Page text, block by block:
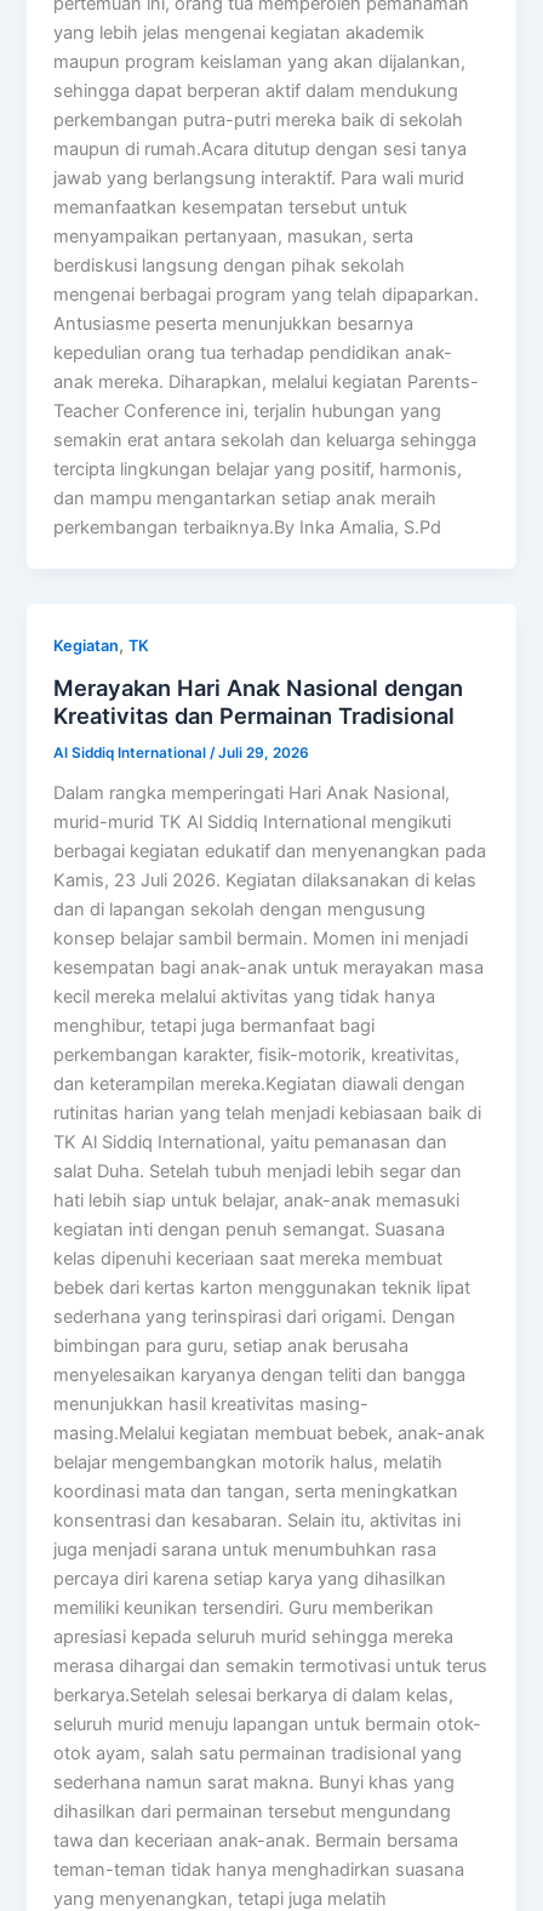
yang lebih jelas mengenai kegiatan akademik
maupun program keislaman yang akan dijalankan,
sehingga dapat berperan aktif dalam mendukung
perkembangan putra-putri mereka baik di sekolah
maupun di rumah.Acara ditutup dengan sesi tanya
jawab yang berlangsung interaktif. Para wali murid
memanfaatkan kesempatan tersebut untuk
menyampaikan pertanyaan, masukan, serta
berdiskusi langsung dengan pihak sekolah
mengenai berbagai program yang telah dipaparkan.
Antusiasme peserta menunjukkan besarnya
kepedulian orang tua terhadap pendidikan anak-
anak mereka. Diharapkan, melalui kegiatan Parents-
Teacher Conference ini, terjalin hubungan yang
semakin erat antara sekolah dan keluarga sehingga
tercipta lingkungan belajar yang positif, harmonis,
dan mampu mengantarkan setiap anak meraih
perkembangan terbaiknya.By Inka Amalia, S.Pd
Kegiatan,TK
Merayakan Hari Anak Nasional dengan
Kreativitas dan Permainan Tradisional
Al Siddiq International/Juli 29, 2026
Dalam rangka memperingati Hari Anak Nasional,
murid-murid TK Al Siddiq International mengikuti
berbagai kegiatan edukatif dan menyenangkan pada
Kamis, 23 Juli 2026. Kegiatan dilaksanakan di kelas
dan di lapangan sekolah dengan mengusung
konsep belajar sambil bermain. Momen ini menjadi
kesempatan bagi anak-anak untuk merayakan masa
kecil mereka melalui aktivitas yang tidak hanya
menghibur, tetapi juga bermanfaat bagi
perkembangan karakter, fisik-motorik, kreativitas,
dan keterampilan mereka.Kegiatan diawali dengan
rutinitas harian yang telah menjadi kebiasaan baik di
TK Al Siddiq International, yaitu pemanasan dan
salat Duha. Setelah tubuh menjadi lebih segar dan
hati lebih siap untuk belajar, anak-anak memasuki
kegiatan inti dengan penuh semangat. Suasana
kelas dipenuhi keceriaan saat mereka membuat
bebek dari kertas karton menggunakan teknik lipat
sederhana yang terinspirasi dari origami. Dengan
bimbingan para guru, setiap anak berusaha
menyelesaikan karyanya dengan teliti dan bangga
menunjukkan hasil kreativitas masing-
masing.Melalui kegiatan membuat bebek, anak-anak
belajar mengembangkan motorik halus, melatih
koordinasi mata dan tangan, serta meningkatkan
konsentrasi dan kesabaran. Selain itu, aktivitas ini
juga menjadi sarana untuk menumbuhkan rasa
percaya diri karena setiap karya yang dihasilkan
memiliki keunikan tersendiri. Guru memberikan
apresiasi kepada seluruh murid sehingga mereka
merasa dihargai dan semakin termotivasi untuk terus
berkarya.Setelah selesai berkarya di dalam kelas,
seluruh murid menuju lapangan untuk bermain otok-
otok ayam, salah satu permainan tradisional yang
sederhana namun sarat makna. Bunyi khas yang
dihasilkan dari permainan tersebut mengundang
tawa dan keceriaan anak-anak. Bermain bersama
teman-teman tidak hanya menghadirkan suasana
yang menyenangkan, tetapi juga melatih